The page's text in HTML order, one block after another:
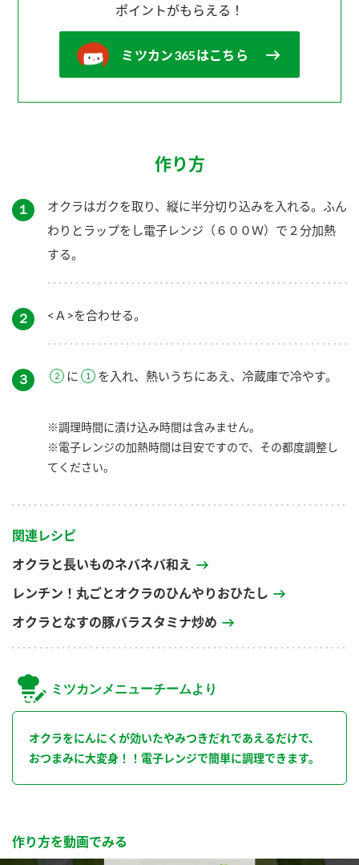
ポイントがもらえる！
ミツカン365はこちら
作り方
１
オクラはガクを取り、縦に半分切り込みを入れる。ふん
わりとラップをし電子レンジ（６００Ｗ）で２分加熱
する。
２ <Ａ>を合わせる。
３ に を入れ、熱いうちにあえ、冷蔵庫で冷やす。
※調理時間に漬け込み時間は含みません。
※電子レンジの加熱時間は目安ですので、その都度調整し
てください。
関連レシピ
オクラと長いものネバネバ和え
レンチン！丸ごとオクラのひんやりおひたし
オクラとなすの豚バラスタミナ炒め
ミツカンメニューチームより
オクラをにんにくが効いたやみつきだれであえるだけで、
おつまみに大変身！！電子レンジで簡単に調理できます。
作り方を動画でみる